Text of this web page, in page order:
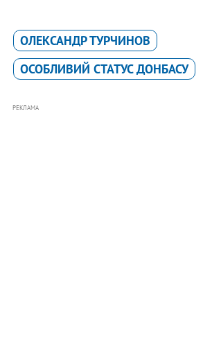
ОЛЕКСАНДР ТУРЧИНОВ
ОСОБЛИВИЙ СТАТУС ДОНБАСУ
РЕКЛАМА